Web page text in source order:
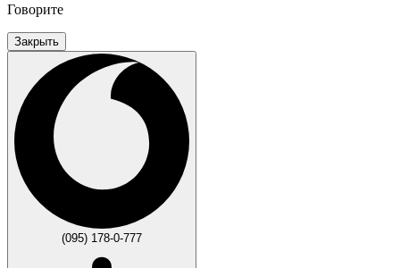
Говорите
Закрыть
(095) 178-0-777